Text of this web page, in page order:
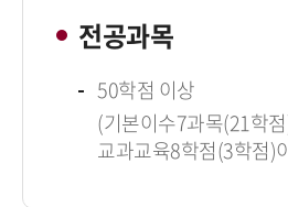
전공과목
50학점 이상
(기본이수7과목(21학
교과교육8학점(3학점)